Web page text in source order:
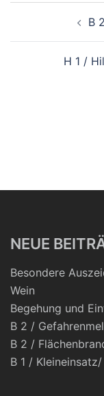
B
H 1 /
NEUE
Besondere
Wein
Begehung und
B 2 /
B 2 /
B 1 /